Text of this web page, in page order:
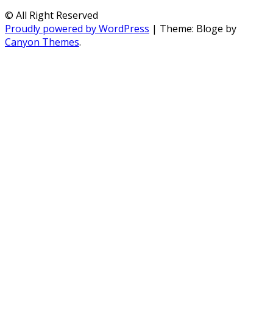
© All Right Reserved
Proudly powered by WordPress | Theme: Bloge by
Canyon Themes.